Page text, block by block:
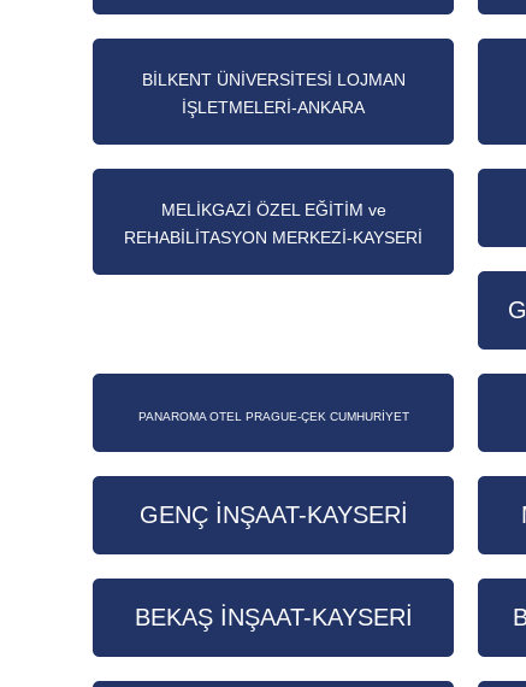
BİLKENT ÜNİVERSİTESİ LOJMAN
İŞLETMELERİ-ANKARA
MELİKGAZİ ÖZEL EĞİTİM ve
REHABİLİTASYON MERKEZİ-KAYSERİ
PANAROMA OTEL PRAGUE-ÇEK CUMHURİYET
GENÇ İNŞAAT-KAYSERİ
BEKAŞ İNŞAAT-KAYSERİ